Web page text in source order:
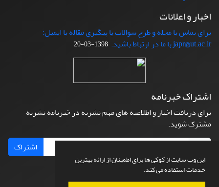
این وب سایت از کوکی ها برای اطمینان از ارائه بهترین
خدمات استفاده می کند.
اخبار و اعلانات
برای تماس با مجله و طرح سوالات یا پیگیری مقاله با ایمیل:
japr@ut.ac.ir با ما در ارتباط باشید.
1398-03-20
اشتراک خبرنامه
برای دریافت اخبار و اطلاعیه های مهم نشریه در خبرنامه نشریه
مشترک شوید.
اشتراک